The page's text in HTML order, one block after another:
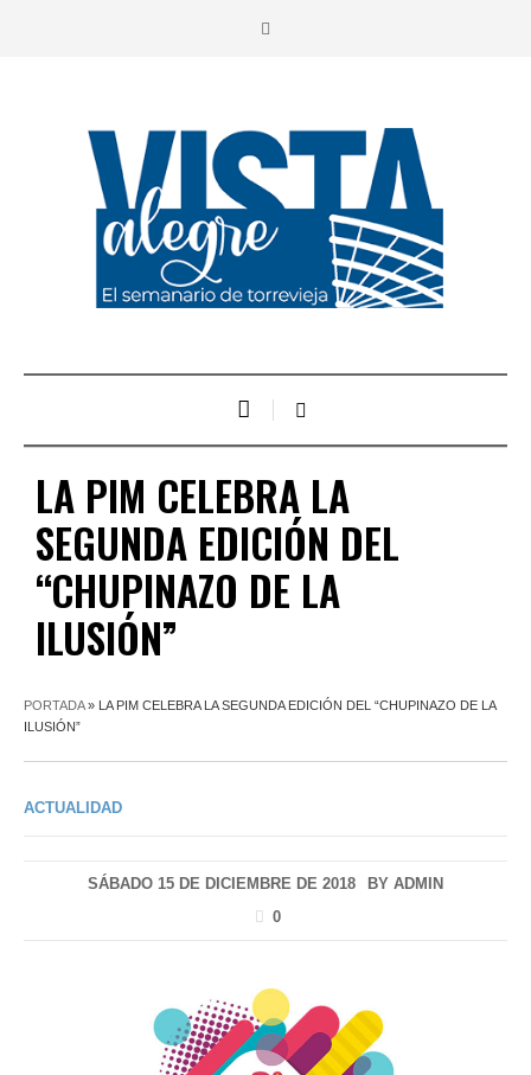
LA PIM CELEBRA LA
SEGUNDA EDICIÓN DEL
“CHUPINAZO DE LA
ILUSIÓN”
PORTADA» LA PIM CELEBRA LA SEGUNDA EDICIÓN DEL “CHUPINAZO DE LA
ILUSIÓN”
ACTUALIDAD
SÁBADO 15 DE DICIEMBRE DE 2018 BY ADMIN
0